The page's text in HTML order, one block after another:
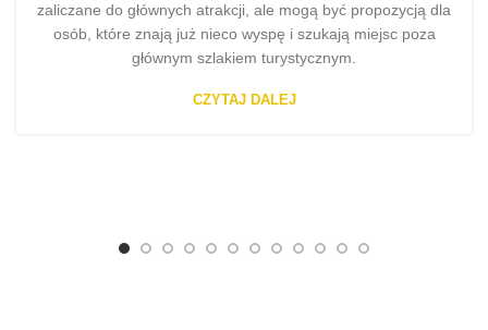
zaliczane do głównych atrakcji, ale mogą być propozycją dla
osób, które znają już nieco wyspę i szukają miejsc poza
głównym szlakiem turystycznym.
CZYTAJ DALEJ